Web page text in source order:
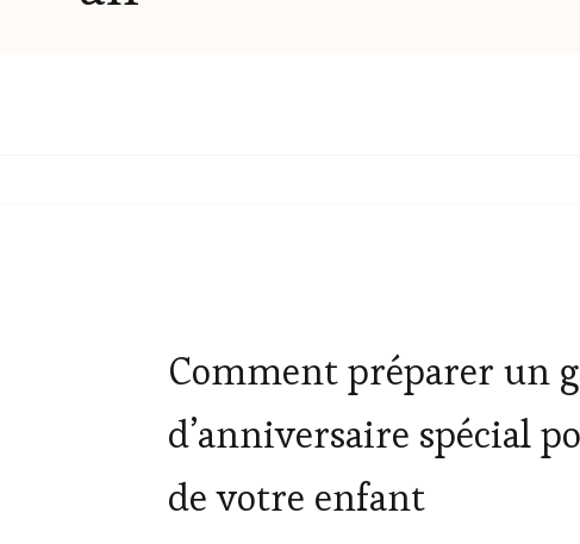
Comment préparer un
d’anniversaire spécial
de votre enfant